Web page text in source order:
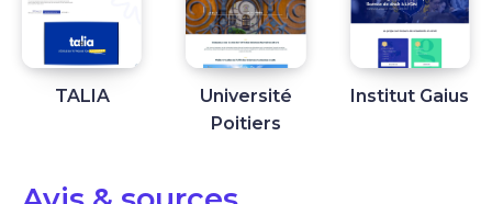
TALIA
Université
Poitiers
Institut Gaius